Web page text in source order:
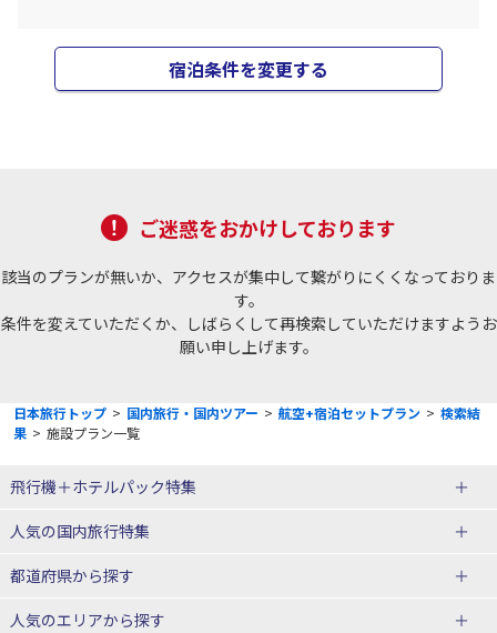
宿泊条件を変更する
ご迷惑をおかけしております
該当のプランが無いか、アクセスが集中して繋がりにくくなっておりま
す。
条件を変えていただくか、しばらくして再検索していただけますようお
願い申し上げます。
日本旅行トップ > 国内旅行・国内ツアー > 航空+宿泊セットプラン > 検索結
果 > 施設プラン一覧
飛行機＋ホテルパック特集
赤い風船ダイナミックパッケージ
ＪＡＬで行く飛行機+ホテルパック
人気の国内旅行特集
東京ディズニーリゾート®への旅
ユニバーサル・スタジオ・ジャパ
都道府県から探す
人気のエリアから探す